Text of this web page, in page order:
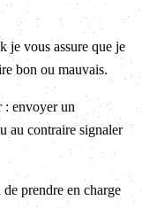
je vous assure que je
bon ou mauvais.
: envoyer un
au contraire signaler
prendre en charge